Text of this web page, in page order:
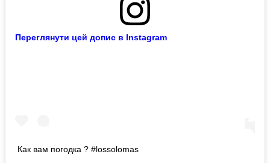
Переглянути цей допис в Instagram
Как вам погодка ? #lossolomas